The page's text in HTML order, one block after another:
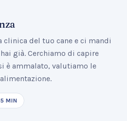
clinica del tuo cane e ci mandi
già. Cerchiamo di capire
è ammalato, valutiamo le
MIN